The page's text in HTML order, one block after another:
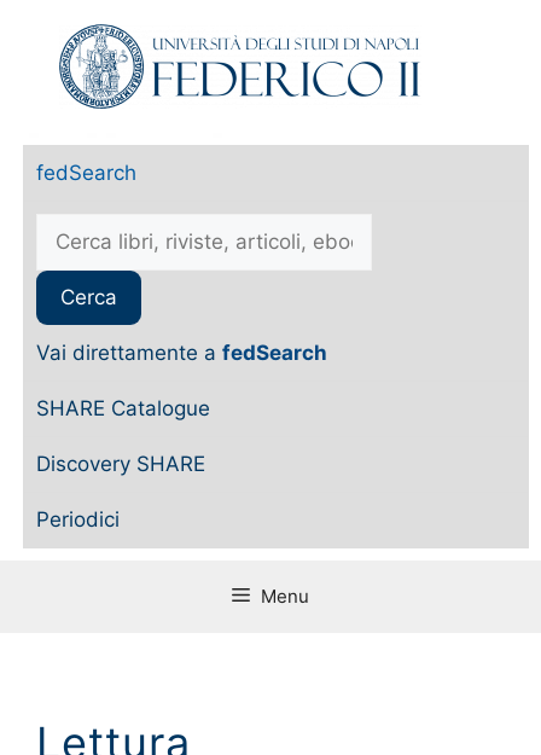
fedSearch
Vai direttamente a fedSearch
SHARE Catalogue
Discovery SHARE
Periodici
Menu
Lettura